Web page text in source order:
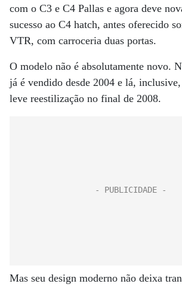
com o C3 e C4 Pallas e agora deve
sucesso ao C4 hatch, antes oferecido
VTR, com carroceria duas portas.
O modelo não é absolutamente novo.
já é vendido desde 2004 e lá,
leve reestilização no final de 2008.
Mas seu design moderno não deixa